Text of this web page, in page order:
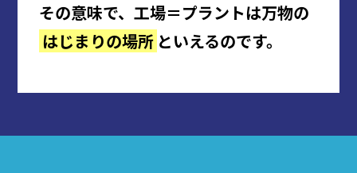
その意味で、工場＝プラントは万物の
はじまりの場所 といえるのです。